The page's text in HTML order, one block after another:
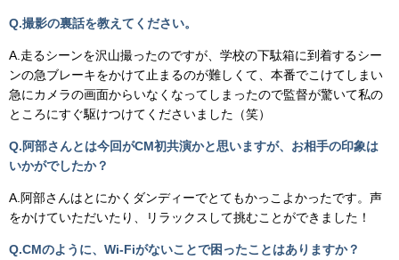
Q.撮影の裏話を教えてください。
A.走るシーンを沢山撮ったのですが、学校の下駄箱に到着するシー
ンの急ブレーキをかけて止まるのが難しくて、本番でこけてしまい
急にカメラの画面からいなくなってしまったので監督が驚いて私の
ところにすぐ駆けつけてくださいました（笑）
Q.阿部さんとは今回がCM初共演かと思いますが、お相手の印象は
いかがでしたか？
A.阿部さんはとにかくダンディーでとてもかっこよかったです。声
をかけていただいたり、リラックスして挑むことができました！
Q.CMのように、Wi-Fiがないことで困ったことはありますか？